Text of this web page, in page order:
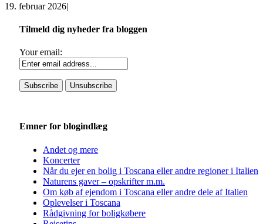
19. februar 2026|
Tilmeld dig nyheder fra bloggen
Your email:
Emner for blogindlæg
Andet og mere
Koncerter
Når du ejer en bolig i Toscana eller andre regioner i Italien
Naturens gaver – opskrifter m.m.
Om køb af ejendom i Toscana eller andre dele af Italien
Oplevelser i Toscana
Rådgivning for boligkøbere